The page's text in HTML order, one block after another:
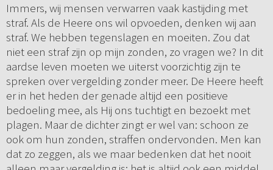
Immers, wij mensen verwarren vaak kastijding met
straf. Als de Heere ons wil opvoeden, denken wij aan
straf. We hebben tegenslagen en moeiten. Zou dat
niet een straf zijn op mijn zonden, zo vragen we? In dit
aardse leven moeten we uiterst voorzichtig zijn te
spreken over vergelding zonder meer. De Heere heeft
er in het heden der genade altijd een positieve
bedoeling mee, als Hij ons tuchtigt en bezoekt met
plagen. Maar de dichter zingt er wel van: schoon ze
ook om hun zonden, straffen ondervonden. Men kan
dat zo zeggen, als we maar bedenken dat het nooit